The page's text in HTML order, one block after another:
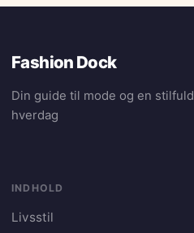
Fashion Dock
Din guide til mode og en stilfuld
hverdag
INDHOLD
Livsstil